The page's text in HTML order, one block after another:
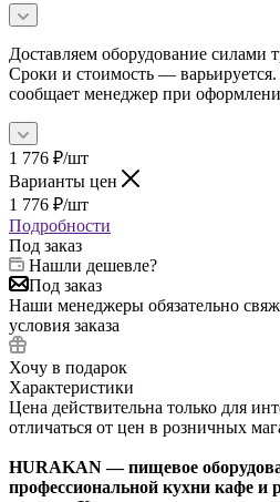
Доставляем оборудование силами
Сроки и стоимость —
сообщает менеджер при
1 776 ₽/шт
Варианты цен
1 776 ₽/шт
Подробности
Под заказ
Нашли дешевле?
Под заказ
Наши менеджеры обязательно
условия заказа
Хочу в подарок
Характеристики
Цена действительна только для
отличаться от цен в розничных
HURAKAN — пищевое
профессиональной кухни кафе и